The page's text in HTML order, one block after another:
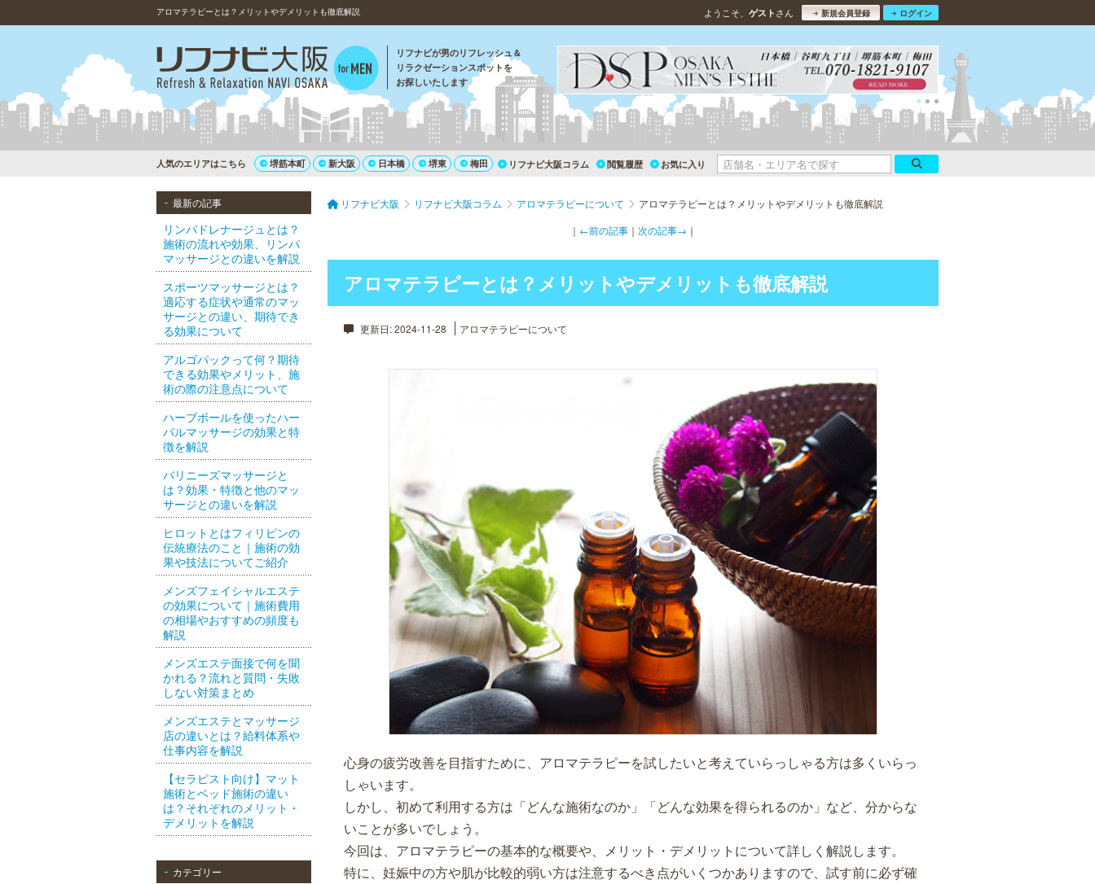
アロマテラピーとは？メリットやデメリットも徹底解説 ようこそ、 ゲスト さん 新規会員登録 ログイン
リフナビが男のリフレッシュ＆
リラクゼーションスポットを
お探しいたします
人気のエリアはこちら 堺筋本町 新大阪 日本橋 堺東 梅田 リフナビ大阪コラム 閲覧履歴 お気に入り
最新の記事
リンパドレナージュとは？
施術の流れや効果、リンパ
マッサージとの違いを解説
スポーツマッサージとは？
適応する症状や通常のマッ
サージとの違い、期待でき
る効果について
アルゴパックって何？期待
できる効果やメリット、施
術の際の注意点について
ハーブボールを使ったハー
バルマッサージの効果と特
徴を解説
バリニーズマッサージと
は？効果・特徴と他のマッ
サージとの違いを解説
ヒロットとはフィリピンの
伝統療法のこと｜施術の効
果や技法についてご紹介
メンズフェイシャルエステ
の効果について｜施術費用
の相場やおすすめの頻度も
解説
メンズエステ面接で何を聞
かれる？流れと質問・失敗
しない対策まとめ
メンズエステとマッサージ
店の違いとは？給料体系や
仕事内容を解説
【セラピスト向け】マット
施術とベッド施術の違い
は？それぞれのメリット・
デメリットを解説
カテゴリー
リフナビ大阪 リフナビ大阪コラム アロマテラピーについて
アロマテラピーとは？メリットやデメリットも徹底解説
｜ ←前の記事 ｜ 次の記事→ ｜
アロマテラピーとは？メリットやデメリットも徹底解説
更新日: 2024-11-28 アロマテラピーについて
心身の疲労改善を目指すために、アロマテラピーを試したいと考えていらっしゃる方は多くいらっ
しゃいます。
しかし、初めて利用する方は「どんな施術なのか」「どんな効果を得られるのか」など、分からな
いことが多いでしょう。
今回は、アロマテラピーの基本的な概要や、メリット・デメリットについて詳しく解説します。
特に、妊娠中の方や肌が比較的弱い方は注意するべき点がいくつかありますので、試す前に必ず確